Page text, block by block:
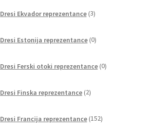
Dresi Ekvador reprezentance 3izdelki
Dresi Estonija reprezentance 0izdelkov
Dresi Ferski otoki reprezentance 0izdelkov
Dresi Finska reprezentance 2izdelka
Dresi Francija reprezentance 152izdelkov